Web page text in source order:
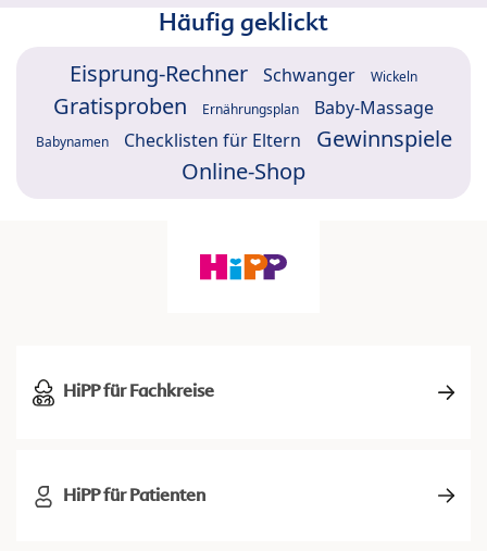
Häufig geklickt
Eisprung-Rechner Schwanger Wickeln
Gratisproben Ernährungsplan Baby-Massage
Babynamen Checklisten für Eltern
Gewinnspiele
Online-Shop
HiPP für Fachkreise
HiPP für Patienten